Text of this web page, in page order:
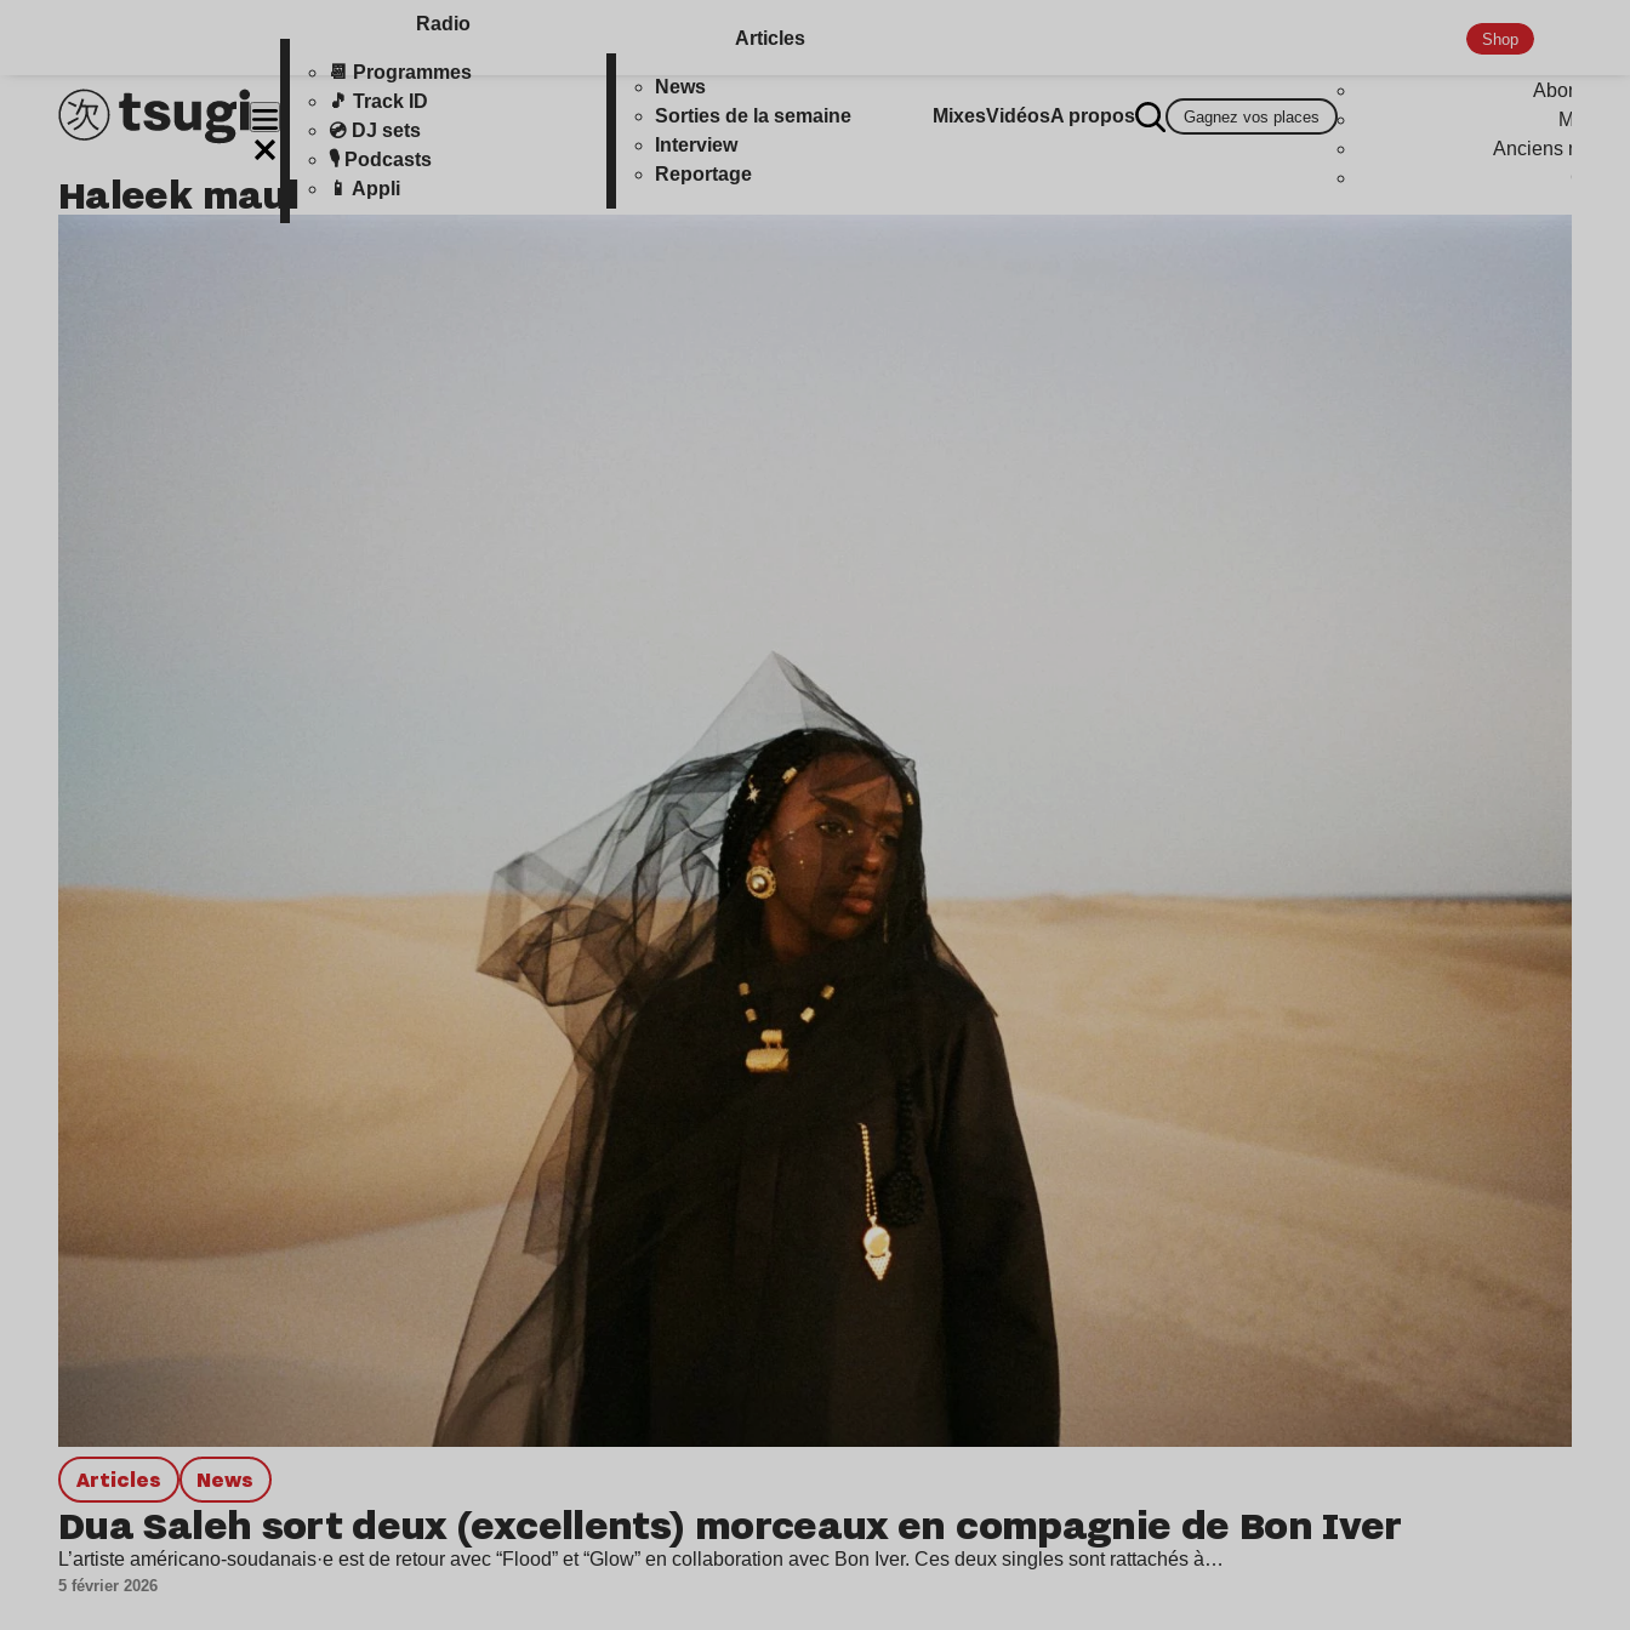
Radio
📆 Programmes
🎵 Track ID
💿 DJ sets
🎙️ Podcasts
📱 Appli
Articles
News
Sorties de la semaine
Interview
Reportage
MixesVidéosA propos Gagnez vos places
Shop
Anciens
haleek maul
Articles news
Dua Saleh sort deux (excellents) morceaux en compagnie de Bon Iver
L’artiste américano-soudanais·e est de retour avec “Flood” et “Glow” en collaboration avec Bon Iver. Ces deux singles sont rattachés à…
5 février 2026